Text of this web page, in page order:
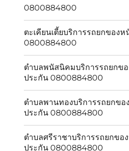
0800884800
ตะเคียนเตี้ยบริการรถยกของ
0800884800
ตำบลพนัสนิคมบริการรถยกข
ประกัน 0800884800
ตำบลพานทองบริการรถยกขอ
ประกัน 0800884800
ตำบลศรีราชาบริการรถยกขอ
ประกัน 0800884800